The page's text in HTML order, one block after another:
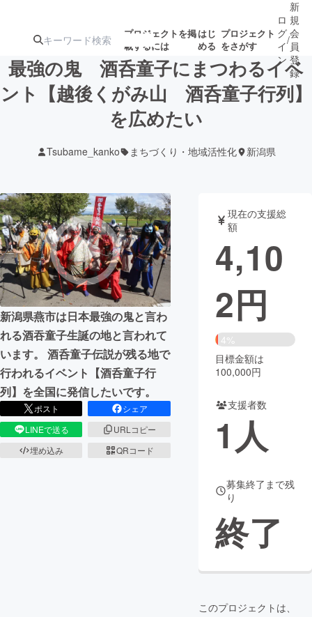
プロジェクトを掲
載するには
はじ
める
プロジェクト
をさがす
注目の新着プロ
ジェクト
募集終了が近いプ
テクノロジー・ガジェット
映像・映画 書籍・雑誌
ビジネス・起業 チャレンジ
まちづくり・地域活性化
CAMPFIRE for Social Good
CAMPFIRE Creation
CAMPFIREふるさと納税machi-ya コミュニティ
ロ
グ
イ
ン
/
新
規
会
員
登
録
最強の鬼 酒呑童子にまつわるイベ
ント【越後くがみ山 酒呑童子行列】
を広めたい
Tsubame_kanko まちづくり・地域活性化 新潟県
新潟県燕市は日本最強の鬼と言わ
れる酒吞童子生誕の地と言われて
います。 酒呑童子伝説が残る地で
行われるイベント【酒呑童子行
列】を全国に発信したいです。
ポスト
シェア
LINEで送る
URLコピー
埋め込み
QRコード
現在の支援総
額
4,10
2円
4%
目標金額は
100,000円
支援者数
1人
募集終了まで残
り
終了
このプロジェクトは、